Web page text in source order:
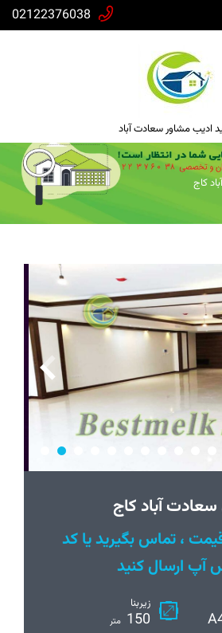
02122376038
ادیب مشاور سعادت آباد
کاج
سعادت آباد کاج
، تماس بگیرید یا کد
آپ ارسال کنید
زیربنا
150 متر